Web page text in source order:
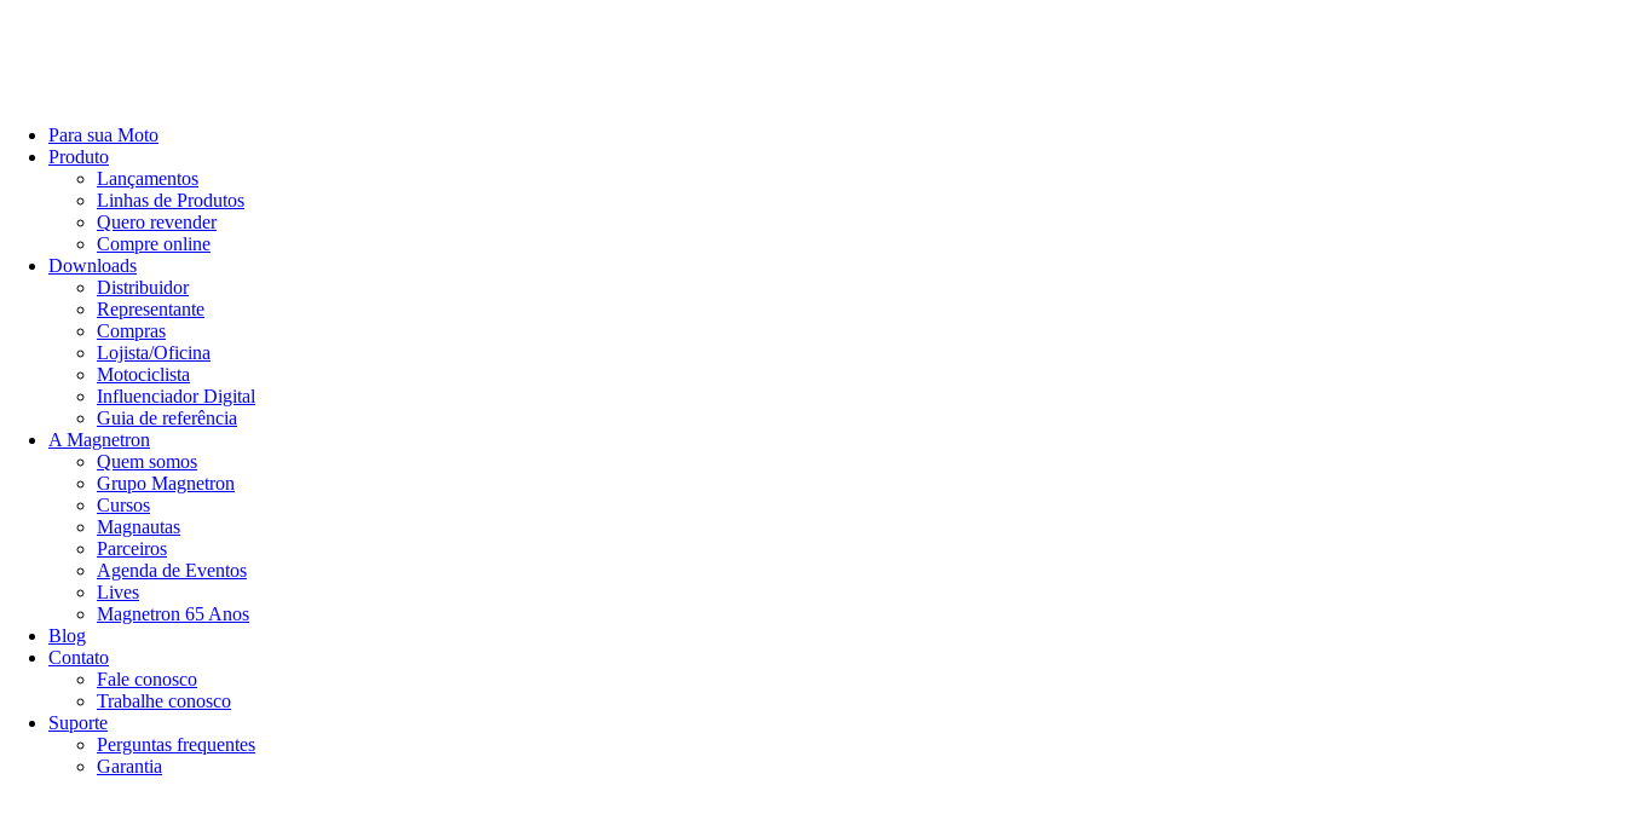
Para sua Moto
Produto
Lançamentos
Linhas de Produtos
Quero revender
Compre online
Downloads
Distribuidor
Representante
Compras
Lojista/Oficina
Motociclista
Influenciador Digital
Guia de referência
A Magnetron
Quem somos
Grupo Magnetron
Cursos
Magnautas
Parceiros
Agenda de Eventos
Lives
Magnetron 65 Anos
Blog
Contato
Fale conosco
Trabalhe conosco
Suporte
Perguntas frequentes
Garantia